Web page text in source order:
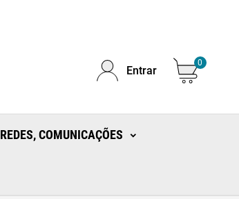
Entrar
0
REDES, COMUNICAÇÕES